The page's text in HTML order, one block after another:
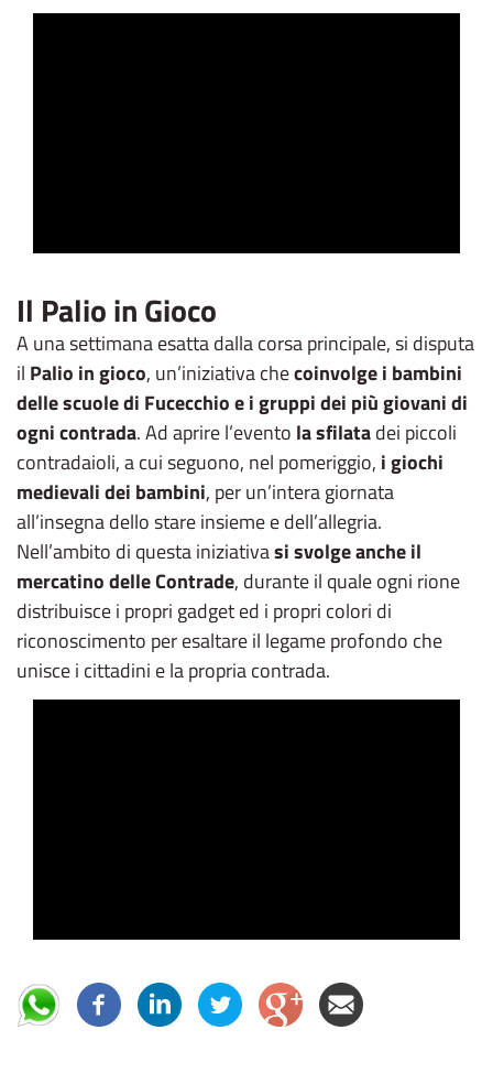
Il Palio in Gioco
A una settimana esatta dalla corsa principale, si disputa
il Palio in gioco, un’iniziativa checoinvolge i bambini
delle scuole di Fucecchio e i gruppi dei più giovani di
ogni contrada. Ad aprire l’evento la sfilatadei piccoli
contradaioli, a cui seguono, nel pomeriggio, i giochi
medievali dei bambini, per un’intera giornata
all’insegna dello stare insieme e dell’allegria.
Nell’ambito di questa iniziativasi svolge anche il
mercatino delle Contrade, durante il quale ogni rione
distribuisce i propri gadget ed i propri colori di
riconoscimento per esaltare il legame profondo che
unisce i cittadini e la propria contrada.